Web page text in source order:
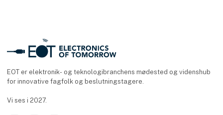
EOT er elektronik- og teknologibranchens mødested og videnshub
for innovative fagfolk og beslutningstagere.
Vi ses i 2027.